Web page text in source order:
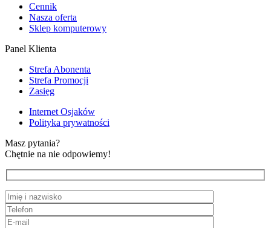
Cennik
Nasza oferta
Sklep komputerowy
Panel Klienta
Strefa Abonenta
Strefa Promocji
Zasięg
Internet Osjaków
Polityka prywatności
Masz pytania?
Chętnie na nie odpowiemy!